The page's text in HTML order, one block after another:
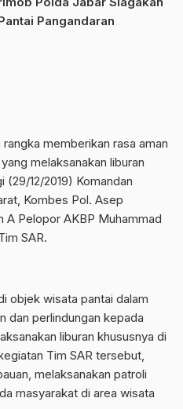
Pangandaran
memberikan rasa aman
melaksanakan liburan
(29/12/2019) Komandan
Kombes Pol. Asep
A Pelopor AKBP Muhammad
SAR.
objek wisata pantai dalam
dan perlindungan kepada
liburan khususnya di
Tim SAR tersebut,
melaksanakan patroli
masyarakat di area wisata